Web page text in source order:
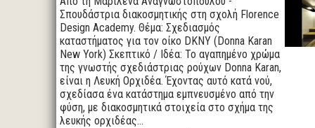
Σπουδάστρια διακοσμητικής στη σχολή Florence
Design Academy. Θέμα: Σχεδιασμός
καταστήματος για τον οίκο DKNY (Donna Karan
New York) Σκεπτικό / Ιδέα: Το αγαπημένο χρώμα
της γνωστής σχεδιάστριας ρούχων Donna Karan,
είναι η Λευκή Ορχιδέα. Έχοντας αυτό κατά νού,
σχεδίασα ένα κατάστημα εμπνευσμένο από την
φύση, με διακοσμητικά στοιχεία στο σχήμα της
λευκής ορχιδέας…